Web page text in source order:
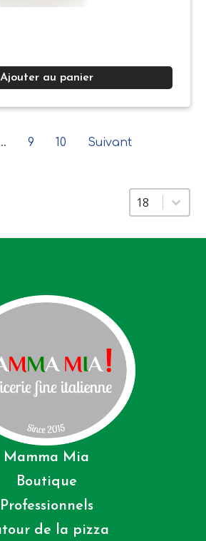
Ajouter au panier
9 10 Suivant
Sélectionnez
18
Mamma Mia
Boutique
Professionnels
de la pizza